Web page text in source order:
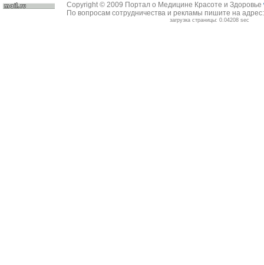
Copyright © 2009 Портал о Медицине Красоте и Здоровье
По вопросам сотрудничества и рекламы пишите на
загрузка страницы: 0.04208 sec